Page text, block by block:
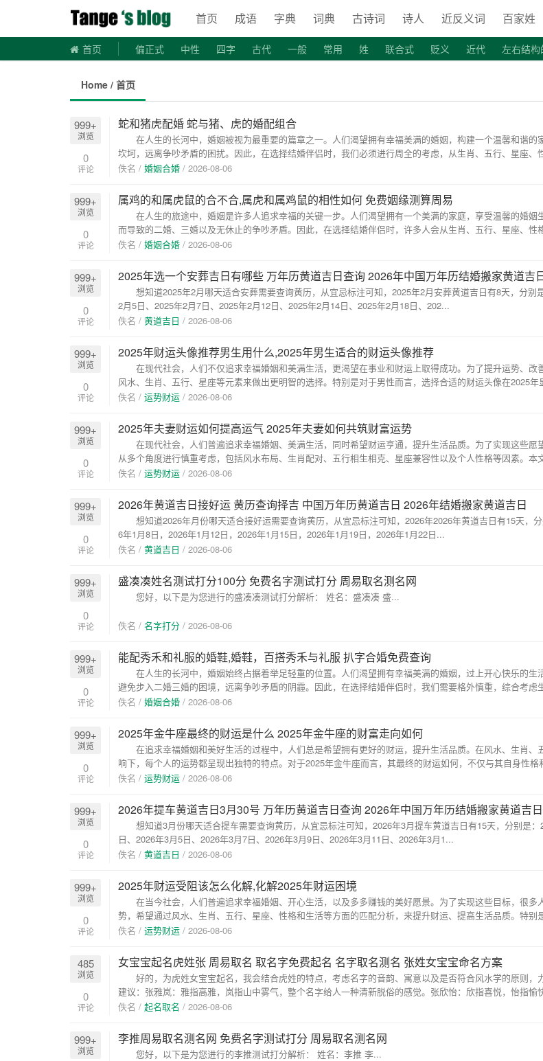
稗官野史
首页 成语 字典 词典 古诗词 诗人 近反义词 百家姓
首页 偏正式 中性 四字 古代 一般 常用 姓 联合式 贬义 近代 左右结构
Home / 首页
999+
浏览
0
评论
蛇和猪虎配婚 蛇与猪、虎的婚配组合
在人生的长河中，婚姻被视为最重要的篇章之一。人们渴望拥有幸福美满的婚姻，构建一个温馨和谐的
坎坷，远离争吵矛盾的困扰。因此，在选择结婚伴侣时，我们必须进行周全的考虑，从生肖、五行、星座、
进行...
佚名 / 婚姻合婚 / 2026-08-06
999+
浏览
0
评论
属鸡的和属虎鼠的合不合,属虎和属鸡鼠的相性如何 免费姻缘测算周易
在人生的旅途中，婚姻是许多人追求幸福的关键一步。人们渴望拥有一个美满的家庭，享受温馨的婚姻
而导致的二婚、三婚以及无休止的争吵矛盾。因此，在选择结婚伴侣时，许多人会从生肖、五行、星座、性
行匹...
佚名 / 婚姻合婚 / 2026-08-06
999+
浏览
0
评论
2025年选一个安葬吉日有哪些 万年历黄道吉日查询 2026年中国万年历结婚搬家黄道吉
想知道2025年2月哪天适合安葬需要查询黄历，从宜忌标注可知，2025年2月安葬黄道吉日有8天，分别
2月5日、2025年2月7日、2025年2月12日、2025年2月14日、2025年2月18日、202...
佚名 / 黄道吉日 / 2026-08-06
999+
浏览
0
评论
2025年财运头像推荐男生用什么,2025年男生适合的财运头像推荐
在现代社会，人们不仅追求幸福婚姻和美满生活，更渴望在事业和财运上取得成功。为了提升运势、改
风水、生肖、五行、星座等元素来做出更明智的选择。特别是对于男性而言，选择合适的财运头像在2025年
多...
佚名 / 运势财运 / 2026-08-06
999+
浏览
0
评论
2025年夫妻财运如何提高运气 2025年夫妻如何共筑财富运势
在现代社会，人们普遍追求幸福婚姻、美满生活，同时希望财运亨通，提升生活品质。为了实现这些愿
从多个角度进行慎重考虑，包括风水布局、生肖配对、五行相生相克、星座兼容性以及个人性格等因素。本
佚名 / 运势财运 / 2026-08-06
999+
浏览
0
评论
2026年黄道吉日接好运 黄历查询择吉 中国万年历黄道吉日 2026年结婚搬家黄道吉日
想知道2026年月份哪天适合接好运需要查询黄历，从宜忌标注可知，2026年2026年黄道吉日有15天，
6年1月8日，2026年1月12日，2026年1月15日，2026年1月19日，2026年1月22日...
佚名 / 黄道吉日 / 2026-08-06
999+
浏览
0
评论
盛凑凑姓名测试打分100分 免费名字测试打分 周易取名测名网
您好，以下是为您进行的盛凑凑测试打分解析： 姓名：盛凑凑 盛...
佚名 / 名字打分 / 2026-08-06
999+
浏览
0
评论
能配秀禾和礼服的婚鞋,婚鞋，百搭秀禾与礼服 扒字合婚免费查询
在人生的长河中，婚姻始终占据着举足轻重的位置。人们渴望拥有幸福美满的婚姻，过上开心快乐的生
避免步入二婚三婚的困境，远离争吵矛盾的阴霾。因此，在选择结婚伴侣时，我们需要格外慎重，综合考虑
及生...
佚名 / 婚姻合婚 / 2026-08-06
999+
浏览
0
评论
2025年金牛座最终的财运是什么 2025年金牛座的财富走向如何
在追求幸福婚姻和美好生活的过程中，人们总是希望拥有更好的财运，提升生活品质。在风水、生肖、
响下，每个人的运势都呈现出独特的特点。对于2025年金牛座而言，其最终的财运如何，不仅与其自身性格
生...
佚名 / 运势财运 / 2026-08-06
999+
浏览
0
评论
2026年提车黄道吉日3月30号 万年历黄道吉日查询 2026年中国万年历结婚搬家黄道吉日
想知道3月份哪天适合提车需要查询黄历，从宜忌标注可知，2026年3月提车黄道吉日有15天，分别是：
日、2026年3月5日、2026年3月7日、2026年3月9日、2026年3月11日、2026年3月1...
佚名 / 黄道吉日 / 2026-08-06
999+
浏览
0
评论
2025年财运受阻该怎么化解,化解2025年财运困境
在当今社会，人们普遍追求幸福婚姻、开心生活，以及多多赚钱的美好愿景。为了实现这些目标，很多
势，希望通过风水、生肖、五行、星座、性格和生活等方面的匹配分析，来提升财运、提高生活品质。特别
阻...
佚名 / 运势财运 / 2026-08-06
485
浏览
0
评论
女宝宝起名虎姓张 周易取名 取名字免费起名 名字取名测名 张姓女宝宝命名方案
好的，为虎姓女宝宝起名，我会结合虎姓的特点，考虑名字的音韵、寓意以及是否符合风水学的原则，
建议：张雅岚：雅指高雅，岚指山中雾气，整个名字给人一种清新脱俗的感觉。张欣怡：欣指喜悦，怡指愉
佚名 / 起名取名 / 2026-08-06
999+
浏览
李推周易取名测名网 免费名字测试打分 周易取名测名网
您好，以下是为您进行的李推测试打分解析： 姓名：李推 李...